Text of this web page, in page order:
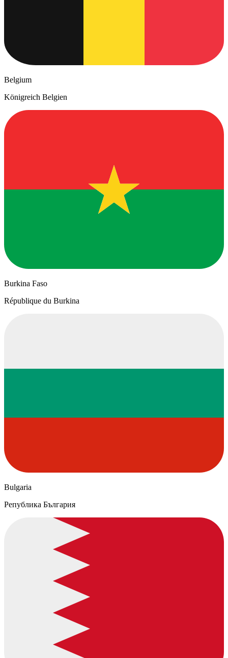
Belgium
Königreich Belgien
Burkina Faso
République du Burkina
Bulgaria
Република България